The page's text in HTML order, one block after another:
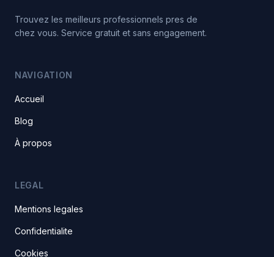
Trouvez les meilleurs professionnels pres de
chez vous. Service gratuit et sans engagement.
NAVIGATION
Accueil
Blog
À propos
LEGAL
Mentions legales
Confidentialite
Cookies